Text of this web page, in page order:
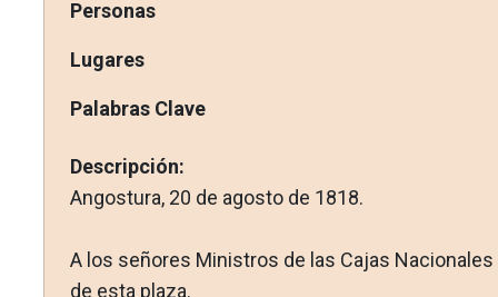
Personas
Lugares
Palabras Clave
Descripción:
Angostura, 20 de agosto de 1818.
A los señores Ministros de las Cajas Nacionales
de esta plaza.